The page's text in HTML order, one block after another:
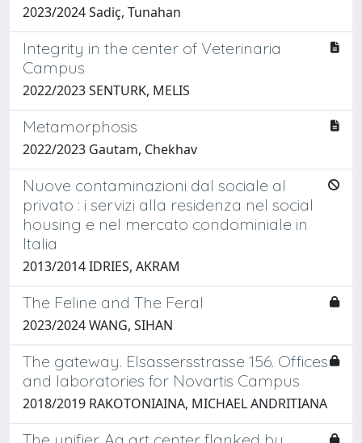
2023/2024 Sadiç, Tunahan
Integrity in the center of Veterinaria
Campus
2022/2023 SENTURK, MELIS
Metamorphosis
2022/2023 Gautam, Chekhav
Nuove contaminazioni dal sociale al
privato : i servizi alla residenza nel social
housing e nel mercato condominiale in
Italia
2013/2014 IDRIES, AKRAM
The Feline and The Feral
2023/2024 WANG, SIHAN
The gateway. Elsassersstrasse 156. Offices
and laboratories for Novartis Campus
2018/2019 RAKOTONIAINA, MICHAEL ANDRITIANA